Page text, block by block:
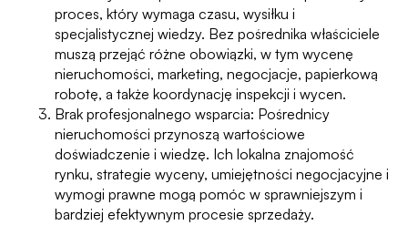
proces, który wymaga czasu, wysiłku i
specjalistycznej wiedzy. Bez pośrednika właściciele
muszą przejąć różne obowiązki, w tym wycenę
nieruchomości, marketing, negocjacje, papierkową
robotę, a także koordynację inspekcji i wycen.
Brak profesjonalnego wsparcia: Pośrednicy
nieruchomości przynoszą wartościowe
doświadczenie i wiedzę. Ich lokalna znajomość
rynku, strategie wyceny, umiejętności negocjacyjne i
wymogi prawne mogą pomóc w sprawniejszym i
bardziej efektywnym procesie sprzedaży.